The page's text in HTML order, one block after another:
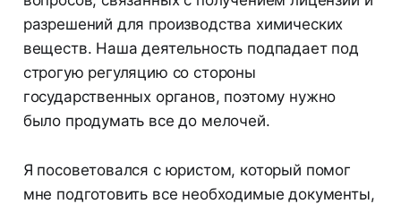
разрешений для производства химических
веществ. Наша деятельность подпадает под
строгую регуляцию со стороны
государственных органов, поэтому нужно
было продумать все до мелочей.
Я посоветовался с юристом, который помог
мне подготовить все необходимые документы,